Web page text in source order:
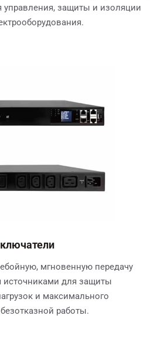
управления, защиты и изоляции
мгновенную передачу
источниками для защиты
и максимального
работы.